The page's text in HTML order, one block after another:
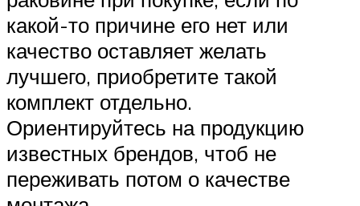
какой-то причине его нет или
качество оставляет желать
лучшего, приобретите такой
комплект отдельно.
Ориентируйтесь на продукцию
известных брендов, чтоб не
переживать потом о качестве